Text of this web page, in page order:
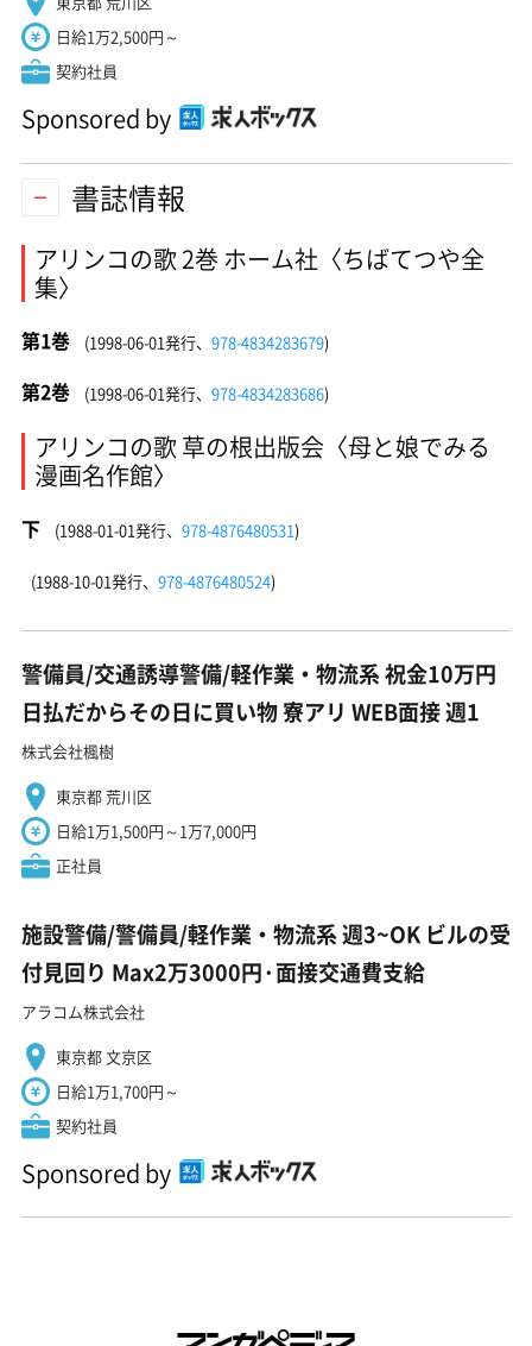
日給1万2,500円～
契約社員
Sponsored by
書誌情報
アリンコの歌 2巻 ホーム社〈ちばてつや全
集〉
第1巻 (1998-06-01発行、 978-4834283679)
第2巻 (1998-06-01発行、 978-4834283686)
アリンコの歌 草の根出版会〈母と娘でみる
漫画名作館〉
下 (1988-01-01発行、 978-4876480531)
(1988-10-01発行、 978-4876480524)
警備員/交通誘導警備/軽作業・物流系 祝金10万円
日払だからその日に買い物 寮アリ WEB面接 週1
株式会社楓樹
東京都 荒川区
日給1万1,500円～1万7,000円
正社員
施設警備/警備員/軽作業・物流系 週3~OK ビルの受
付見回り Max2万3000円·面接交通費支給
アラコム株式会社
東京都 文京区
日給1万1,700円～
契約社員
Sponsored by